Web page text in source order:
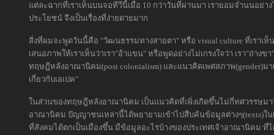
แต่ละฉากที่เราเห็นบนจอทีวีนี้เมื่อ 10 กว่าวันที่ผ่านมา เรายอมจำนนอย่า
ประโยชน์ จึงเป็นเรื่องที่ง่ายดายมาก
สิ่งที่ผมจะพูดวันนี้คือ "วัฒนธรรมทางสายตา" หรือ visual culture ที่เรา
เสนอภาพให้เราเห็นว่าเรา"อ้าแขน" หรือพูดอย่างไม่เกรงใจว่า เรา"ถ่า
ทฤษฎีหลังอาณานิคม(post colonialism) และแนวคิดเพศสภาพ(gender)
เกี่ยวกับเอเปค"
ในส่วนของทฤษฎีหลังอาณานิคม เป็นแนวคิดที่เพิ่งเกิดขึ้นไม่กี่ทศวรรษม
อาณานิคม ปัญญาชนเหล่านี้ได้พยายามเข้าไปสืบค้นข้อมูลต่างๆ(texts)ใ
ที่สังคมได้ตกเป็นเมืองขึ้น มีข้อมูลอะไรบ้างของประเทศเจ้าอาณานิคม ที่